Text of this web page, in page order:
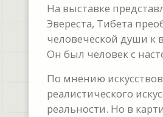
На выставке
Эвереста, Тибета
человеческой души к
Он был человек с
По мнению
реалистического
реальности. Но в